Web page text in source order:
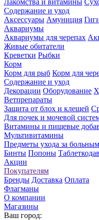
Лакомства и витамины
Содержание и уход
Аксессуары Амуниция
Аквариумы
Аквариумы для черепах
Живые обитатели
Креветки Рыбки
Корм
Корм для рыб Корм для
Содержание и уход
Декорации Оборудование
Ветпрепараты
Защита от блох и клещей
Для почек и мочевой
Витамины и пищевые
Мультивитамины
Предметы ухода за
Бинты Попоны
Акции
Покупателям
Бренды Доставка Оплата
Флагманы
О компании
Магазины
Ваш город: